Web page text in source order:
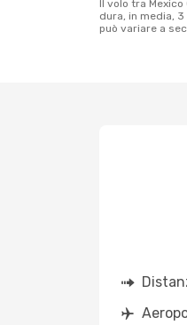
Il volo tra Mexico City - Toluca e Cancun
dura, in media,
può variare a